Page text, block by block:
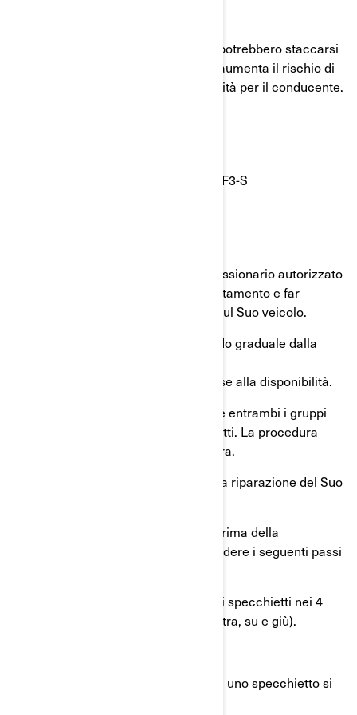
Le lenti degli specchietti retrovisori potrebbero staccarsi
dall’alloggiamento. Tale eventualità aumenta il rischio di
incidente a causa della ridotta visibilità per il conducente.
I veicoli 2022 Can-Am® Spyder F3 e F3-S
Contatti immediatamente il concessionario autorizzato
Can-Am BRP per fissare un appuntamento e far
eseguire il richiamo di sicurezza sul Suo veicolo.
Le parti saranno disponibili in modo graduale dalla
rilasciateprogressivamente, in base alla disponibilità.
La riparazione è intesa a sostituire entrambi i gruppi
degli alloggiamenti degli specchietti. La procedura
dovrebbe richiedere meno di un’ora.
BRP provvederà gratuitamente alla riparazione del Suo
Se desidera usare il Suo veicolo prima della
riparazione, è pregato di intraprendere i seguenti passi
Muovere ciascuna delle lenti degli specchietti nei 4
assi fino a fine corsa (sinistra, destra, su e giù).
Non guidare il veicolo se le lenti di uno specchietto si